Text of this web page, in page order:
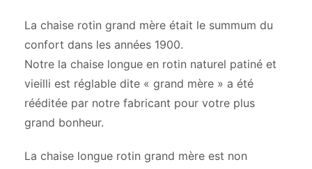
La chaise rotin grand mère était le summum du
confort dans les années 1900.
Notre la chaise longue en rotin naturel patiné et
vieilli est réglable dite « grand mère » a été
rééditée par notre fabricant pour votre plus
grand bonheur.
La chaise longue rotin grand mère est non